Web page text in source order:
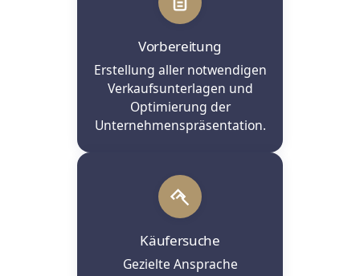
Vorbereitung
Erstellung aller notwendigen
Verkaufsunterlagen und
Optimierung der
Unternehmenspräsentation.
Käufersuche
Gezielte Ansprache